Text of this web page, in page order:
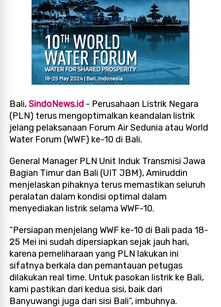
Bali,SindoNews.id - Perusahaan Listrik Negara
(PLN) terus mengoptimalkan keandalan listrik
jelang pelaksanaan Forum Air Sedunia atau World
Water Forum (WWF) ke-10 di Bali.
General Manager PLN Unit Induk Transmisi Jawa
Bagian Timur dan Bali (UIT JBM), Amiruddin
menjelaskan pihaknya terus memastikan seluruh
peralatan dalam kondisi optimal dalam
menyediakan listrik selama WWF-10.
“Persiapan menjelang WWF ke-10 di Bali pada 18-
25 Mei ini sudah dipersiapkan sejak jauh hari,
karena pemeliharaan yang PLN lakukan ini
sifatnya berkala dan pemantauan petugas
dilakukan real time. Untuk pasokan listrik ke Bali,
kami pastikan dari kedua sisi, baik dari
Banyuwangi juga dari sisi Bali”, imbuhnya.